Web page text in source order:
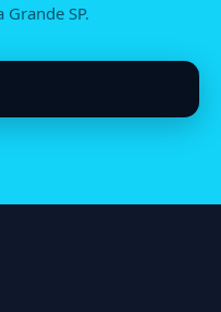
SP.